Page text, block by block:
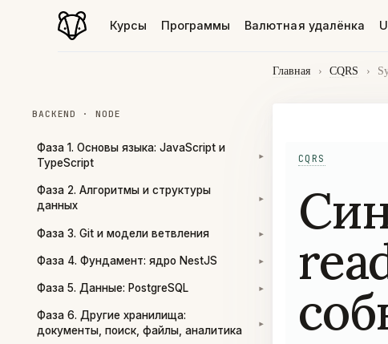
Курсы Программы Валютная удалёнка
BACKEND · NODE
Фаза 1. Основы языка: JavaScript и
TypeScript
▾
Фаза 2. Алгоритмы и структуры
данных
▾
Фаза 3. Git и модели ветвления ▾
Фаза 4. Фундамент: ядро NestJS ▾
Фаза 5. Данные: PostgreSQL ▾
Фаза 6. Другие хранилища:
документы, поиск, файлы, аналитика
▾
Главная › CQRS ›
CQRS